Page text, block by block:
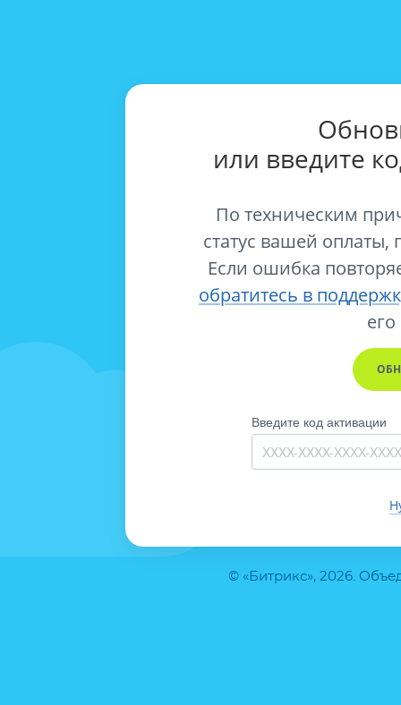
© «Битрикс», 2026.
или введите
По техническим
статус вашей оплаты,
Если ошибка
обратитесь в
его
Введите код активации